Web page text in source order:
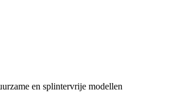
en splintervrije modellen